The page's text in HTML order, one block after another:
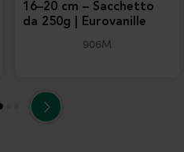
16–20 cm – Sacchetto
da 250g | Eurovanille
906M